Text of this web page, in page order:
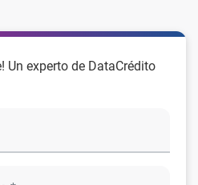
Un experto de DataCrédito